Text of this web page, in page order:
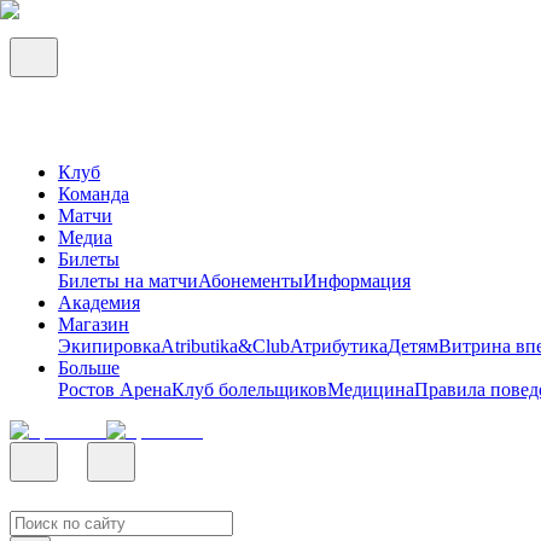
Клуб
Команда
Матчи
Медиа
Билеты
Билеты на матчиАбонементыИнформация
Академия
Магазин
ЭкипировкаAtributika&ClubАтрибутикаДетямВитрина
Больше
Ростов АренаКлуб болельщиковМедицинаПравила